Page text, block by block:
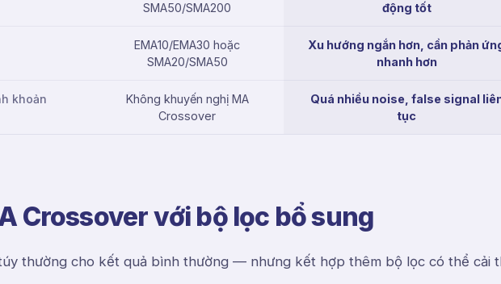
SMA50/SMA200
động tốt
EMA10/EMA30 hoặc
SMA20/SMA50
Xu hướng ngắn hơn, cần phản
nhanh hơn
khoản
Không khuyến nghị MA
Crossover
Quá nhiều noise, false signal
tục
Crossover với bộ lọc bổ sung
thường cho kết quả bình thường — nhưng kết hợp thêm bộ lọc có thể cải